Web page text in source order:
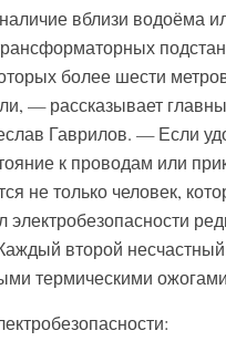
вблизи водоёма
более шести
— рассказывает
Гаврилов. — Если
к проводам или
не только человек,
второй
термическими